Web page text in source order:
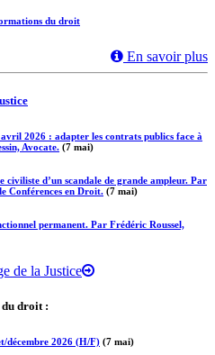
du droit
En savoir plus
2026 : adapter les contrats publics face à
Avocate. (7 mai)
civiliste d’un scandale de grande ampleur. Par
Conférences en Droit. (7 mai)
permanent. Par Frédéric Roussel,
de la Justice
du droit :
décembre 2026 (H/F) (7 mai)